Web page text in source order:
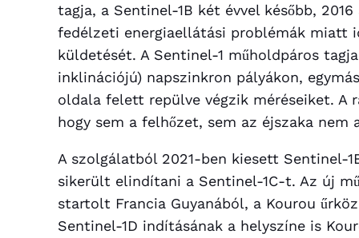
tagja, a Sentinel-1B két évvel később,
fedélzeti energiaellátási problémák miatt
küldetését. A Sentinel-1 műholdpáros
inklinációjú) napszinkron pályákon,
oldala felett repülve végzik méréseiket. A
hogy sem a felhőzet, sem az éjszaka nem
A szolgálatból 2021-ben kiesett Sentinel-
sikerült elindítani a Sentinel-1C-t. Az új
startolt Francia Guyanából, a Kourou
Sentinel-1D indításának a helyszíne is